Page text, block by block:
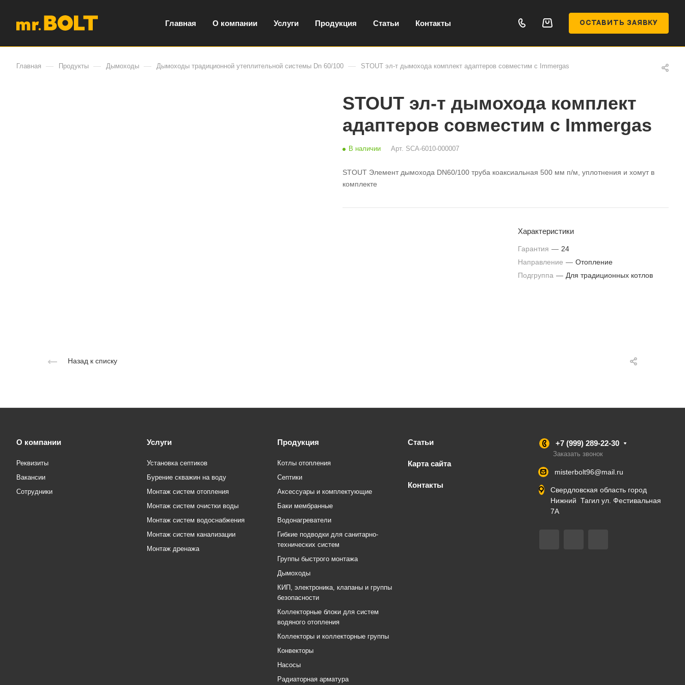
Главная О компании Услуги Продукция Статьи Контакты ОСТАВИТЬ ЗАЯВКУ
Главная — Продукты — Дымоходы — Дымоходы традиционной утеплительной системы Dn 60/100 — STOUT эл-т дымохода комплект адаптеров совместим с Immergas
STOUT эл-т дымохода комплект
адаптеров совместим с Immergas
В наличии Арт. SCA-6010-000007
STOUT Элемент дымохода DN60/100 труба коаксиальная 500 мм п/м, уплотнения и хомут в
комплекте
Характеристики
Гарантия — 24
Направление — Отопление
Подгруппа — Для традиционных котлов
Назад к списку
О компании
Реквизиты
Вакансии
Сотрудники
Услуги
Установка септиков
Бурение скважин на воду
Монтаж систем отопления
Монтаж систем очистки воды
Монтаж систем водоснабжения
Монтаж систем канализации
Монтаж дренажа
Продукция
Котлы отопления
Септики
Аксессуары и комплектующие
Баки мембранные
Водонагреватели
Гибкие подводки для санитарно-
технических систем
Группы быстрого монтажа
Дымоходы
КИП, электроника, клапаны и группы
безопасности
Коллекторные блоки для систем
водяного отопления
Коллекторы и коллекторные группы
Конвекторы
Насосы
Радиаторная арматура
Статьи
Карта сайта
Контакты
+7 (999) 289-22-30
Заказать звонок
misterbolt96@mail.ru
Свердловская область город
Нижний Тагил ул. Фестивальная
7А